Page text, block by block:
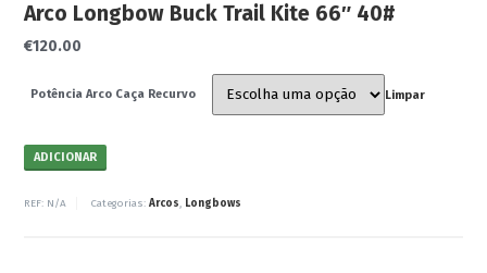
Arco Longbow Buck Trail Kite 66″ 40#
€120.00
Potência Arco Caça Recurvo Limpar
ADICIONAR
REF: N/A Categorias:Arcos, Longbows